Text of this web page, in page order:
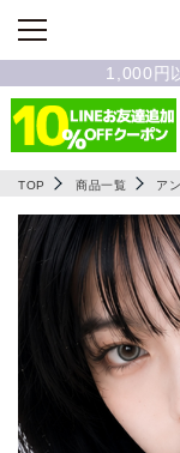
1,000円
TOP 商品一覧 ア